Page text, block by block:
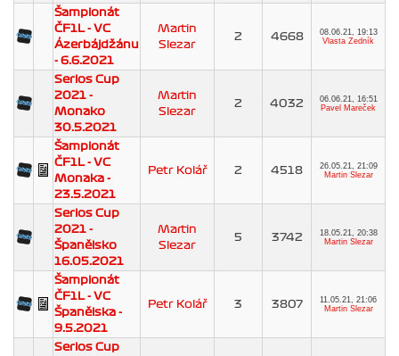
Šampionát
ČF1L - VC
Ázerbájdžánu
- 6.6.2021
Martin
Slezar
2 4668
08.06.21, 19:13
Vlasta Zedník
Serios Cup
2021 -
Monako
30.5.2021
Martin
Slezar
2 4032
06.06.21, 16:51
Pavel Mareček
Šampionát
ČF1L - VC
Monaka -
23.5.2021
Petr Kolář 2 4518
26.05.21, 21:09
Martin Slezar
Serios Cup
2021 -
Španělsko
16.05.2021
Martin
Slezar
5 3742
18.05.21, 20:38
Martin Slezar
Šampionát
ČF1L - VC
Španělska -
9.5.2021
Petr Kolář 3 3807
11.05.21, 21:06
Martin Slezar
Serios Cup